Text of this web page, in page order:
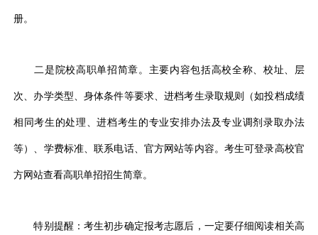
册。
二是院校高职单招简章。主要内容包括高校全称、校址、层
次、办学类型、身体条件等要求、进档考生录取规则（如投档成绩
相同考生的处理、进档考生的专业安排办法及专业调剂录取办法
等）、学费标准、联系电话、官方网站等内容。考生可登录高校官
方网站查看高职单招招生简章。
特别提醒：考生初步确定报考志愿后，一定要仔细阅读相关高